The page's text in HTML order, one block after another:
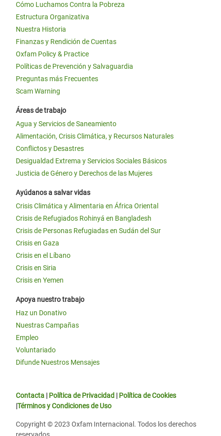
Cómo Luchamos Contra la Pobreza
Estructura Organizativa
Nuestra Historia
Finanzas y Rendición de Cuentas
Oxfam Policy & Practice
Políticas de Prevención y Salvaguardia
Preguntas más Frecuentes
Scam Warning
Áreas de trabajo
Agua y Servicios de Saneamiento
Alimentación, Crisis Climática, y Recursos Naturales
Conflictos y Desastres
Desigualdad Extrema y Servicios Sociales Básicos
Justicia de Género y Derechos de las Mujeres
Ayúdanos a salvar vidas
Crisis Climática y Alimentaria en África Oriental
Crisis de Refugiados Rohinyá en Bangladesh
Crisis de Personas Refugiadas en Sudán del Sur
Crisis en Gaza
Crisis en el Líbano
Crisis en Siria
Crisis en Yemen
Apoya nuestro trabajo
Haz un Donativo
Nuestras Campañas
Empleo
Voluntariado
Difunde Nuestros Mensajes
Contacta | Política de Privacidad | Política de Cookies
|Términos y Condiciones de Uso
Copyright © 2023 Oxfam Internacional. Todos los derechos